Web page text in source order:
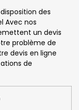
des
Avec nos
un devis
problème de
devis en ligne
de